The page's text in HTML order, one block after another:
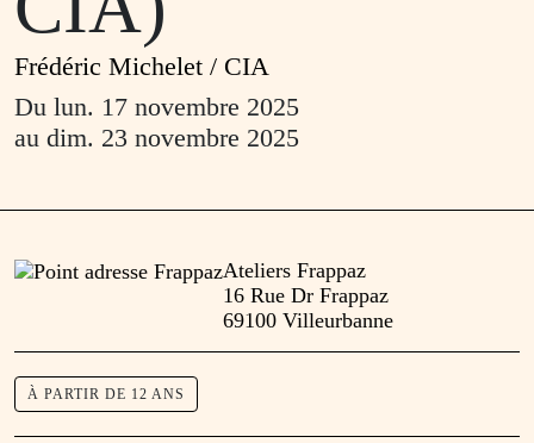
Frédéric Michelet / CIA
Du lun. 17 novembre 2025
au dim. 23 novembre 2025
Ateliers Frappaz
16 Rue Dr Frappaz
69100 Villeurbanne
À PARTIR DE 12 ANS